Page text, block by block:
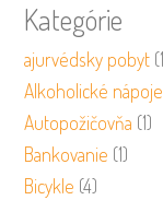
Kategórie
ajurvédsky pobyt
Alkoholické nápoje
Autopožičovňa (1)
Bankovanie (1)
Bicykle (4)